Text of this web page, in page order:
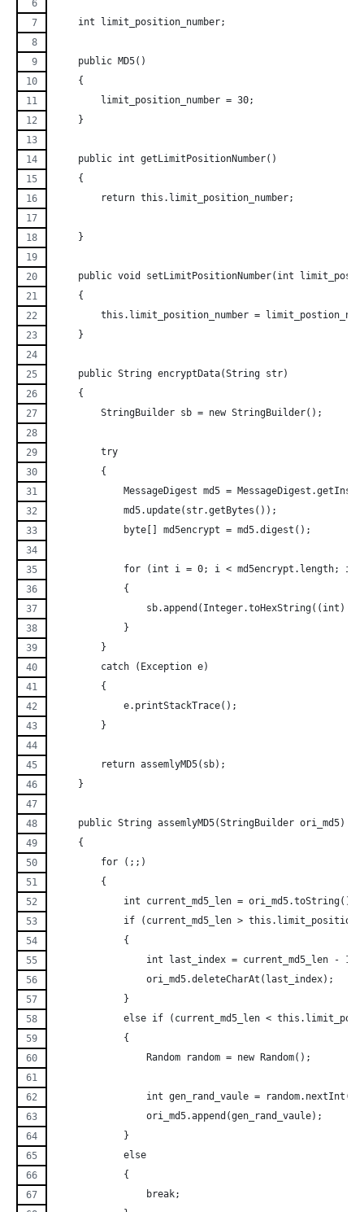
    int limit_position_number;
    public MD5()
    {
	limit_position_number = 30;
    }
    public int getLimitPositionNumber()
    {
	return this.limit_position_number;
    }
public void setLimitPositionNumber(int
    {
this.limit_position_number =
    }
    public String encryptData(String str)
    {
	StringBuilder sb = new StringBuilder();
	try
	{
MessageDigest md5 =
	    md5.update(str.getBytes());
	    byte[] md5encrypt = md5.digest();
for (int i = 0; i < md5encrypt.length;
	    {
sb.append(Integer.toHexString((int)
	    }
	}
	catch (Exception e)
	{
	    e.printStackTrace();
	}
	return assemlyMD5(sb);
    }
    public String assemlyMD5(StringBuilder ori_md5)
    {
	for (;;)
	{
int current_md5_len =
if (current_md5_len >
	    {
		int last_index = current_md5_len - 1;
		ori_md5.deleteCharAt(last_index);
	    }
else if (current_md5_len <
	    {
		Random random = new Random();
int gen_rand_vaule =
		ori_md5.append(gen_rand_vaule);
	    }
	    else
	    {
		break;